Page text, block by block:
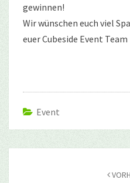
gewinnen!
Wir wünschen euch viel
euer Cubeside Event Team
Event